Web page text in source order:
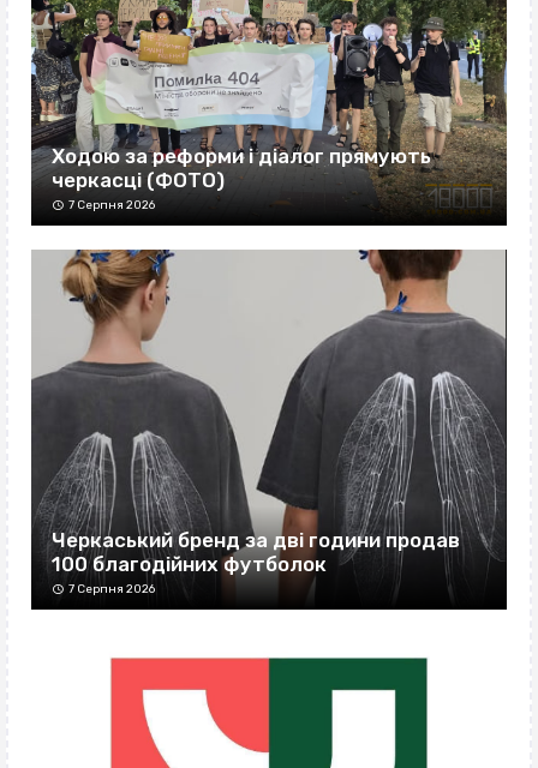
Ходою за реформи і діалог прямують
черкасці (ФОТО)
7 Серпня 2026
Черкаський бренд за дві години продав
100 благодійних футболок
7 Серпня 2026